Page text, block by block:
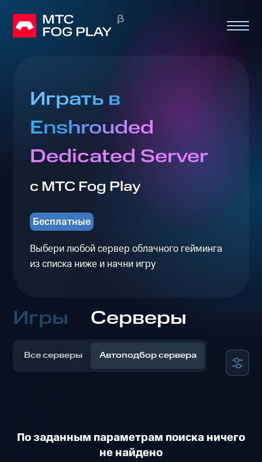
Играть в
Enshrouded
Dedicated Server
с МТС Fog Play
Бесплатные
Выбери любой сервер облачного гейминга
из списка ниже и начни игру
Игры Серверы
Все серверы Автоподбор сервера
По заданным параметрам поиска ничего
не найдено